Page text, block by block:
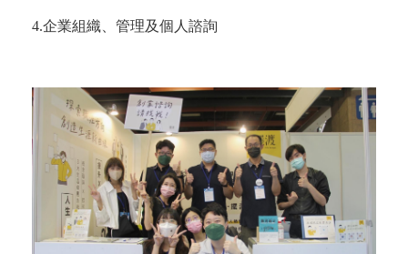
4.企業組織、管理及個人諮詢